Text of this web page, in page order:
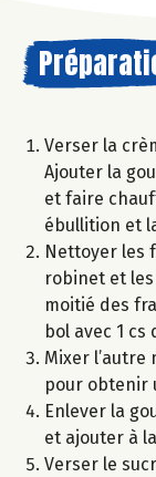
Verser la
Ajouter la
et faire
ébullition et
Nettoyer les
robinet et
moitié des
bol avec 1
Mixer l’autre
pour obtenir
Enlever la
et ajouter à
Verser le